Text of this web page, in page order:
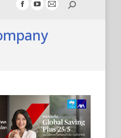
Facebook
opens
YouTube
opens
in
MailSearch: